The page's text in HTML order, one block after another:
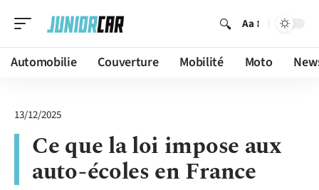
Aa
Automobilie Couverture Mobilité Moto
13/12/2025
Ce que la loi impose aux
auto-écoles en France